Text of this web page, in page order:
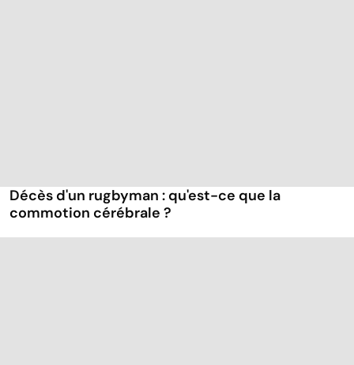
Décès d'un rugbyman : qu'est-ce que la
commotion cérébrale ?